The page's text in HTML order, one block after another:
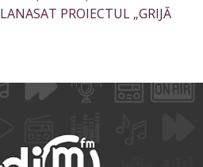
PROIECTUL „GRIJĂ